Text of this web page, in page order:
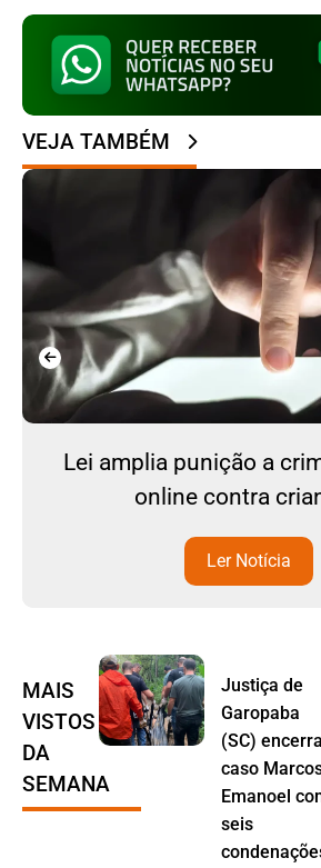
VEJA TAMBÉM
Lei amplia punição a
online contra
Ler Notícia
MAIS
VISTOS
DA
SEMANA
Justiça de
Garopaba
(SC) encerra
caso
Emanoel
seis